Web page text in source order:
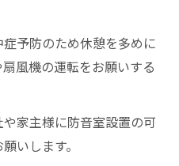
予防のため休憩を多めに
風機の運転をお願いする
家主様に防音室設置の可
いします。